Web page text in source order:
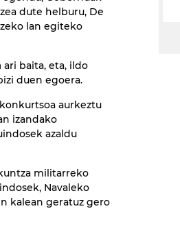
dute helburu, De
lan egiteko
ari baita, eta, ildo
duen egoera.
aurkeztu
izandako
azaldu
militarreko
Navaleko
kalean geratuz gero